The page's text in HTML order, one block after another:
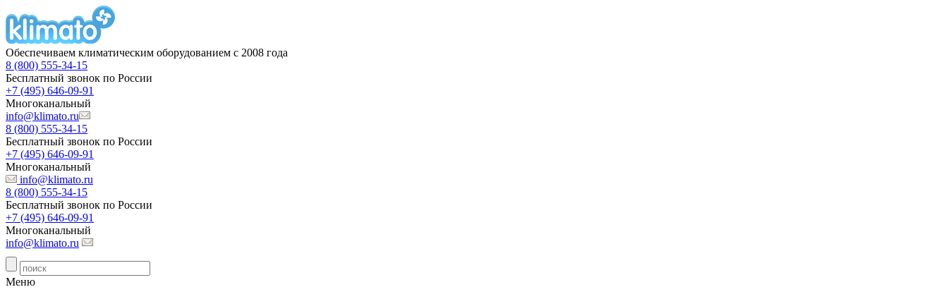
Обеспечиваем климатическим оборудованием с 2008 года
8 (800) 555-34-15
Бесплатный звонок по России
+7 (495) 646-09-91
Многоканальный
info@klimato.ru
8 (800) 555-34-15
Бесплатный звонок по России
+7 (495) 646-09-91
Многоканальный
info@klimato.ru
8 (800) 555-34-15
Бесплатный звонок по России
+7 (495) 646-09-91
Многоканальный
info@klimato.ru
Меню